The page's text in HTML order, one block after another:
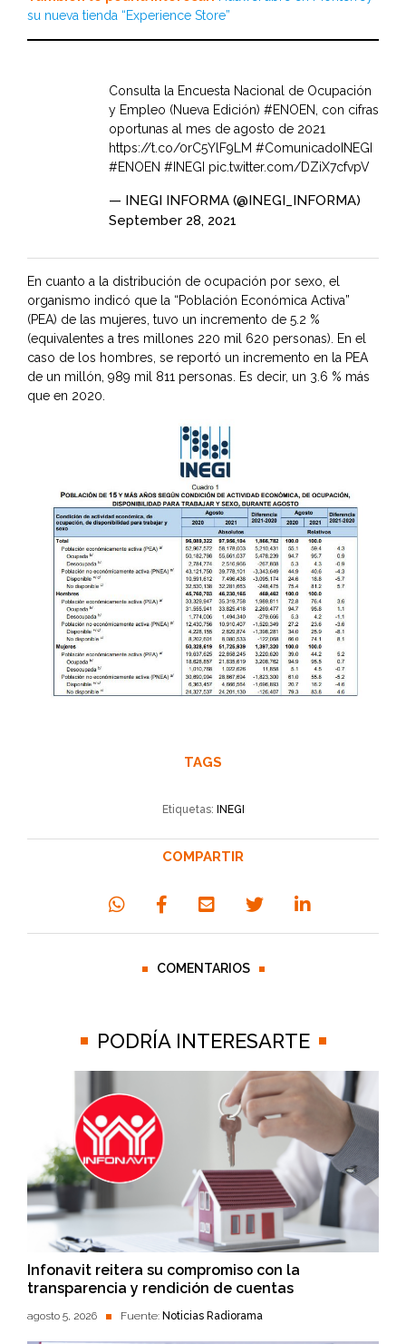
su nueva tienda “Experience Store”
Consulta la Encuesta Nacional de Ocupación
y Empleo (Nueva Edición) #ENOEN
, con cifras
oportunas al mes de agosto de 2021
https://t.co/0rC5YlF9LM #ComunicadoINEGI
#ENOEN #INEGI pic.twitter.com/DZiX7cfvpV
— INEGI INFORMA (@INEGI_INFORMA)
September 28, 2021
En cuanto a la distribución de ocupación por sexo, el
organismo indicó que la “Población Económica Activa”
(PEA) de las mujeres, tuvo un incremento de 5.2 %
(equivalentes a tres millones 220 mil 620 personas). En el
caso de los hombres, se reportó un incremento en la PEA
de un millón, 989 mil 811 personas. Es decir, un 3.6 % más
que en 2020.
TAGS
Etiquetas: INEGI
COMPARTIR
COMENTARIOS
PODRÍA INTERESARTE
Infonavit reitera su compromiso con la
transparencia y rendición de cuentas
agosto 5, 2026 Fuente: Noticias Radiorama